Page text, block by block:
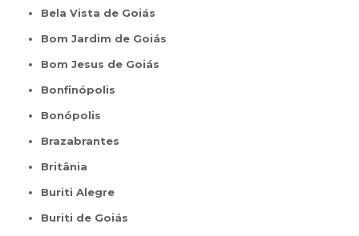
Bela Vista de Goiás
Bom Jardim de Goiás
Bom Jesus de Goiás
Bonfinópolis
Bonópolis
Brazabrantes
Britânia
Buriti Alegre
Buriti de Goiás